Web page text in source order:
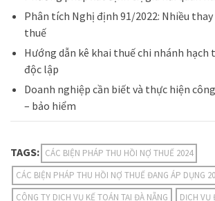
Phân tích Nghị định 91/2022: Nhiều thay
thuế
Hướng dẫn kê khai thuế chi nhánh hạch
độc lập
Doanh nghiệp cần biết và thực hiện
– bảo hiểm
TAGS: CÁC BIỆN PHÁP THU HỒI NỢ THUẾ 2024
CÁC BIỆN PHÁP THU HỒI NỢ THUẾ ĐANG ÁP DỤNG
CÔNG TY DỊCH VỤ KẾ TOÁN TẠI ĐÀ NẴNG
DỊCH VỤ